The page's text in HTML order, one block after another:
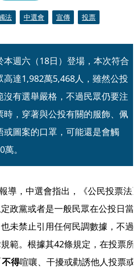
法 中選會 宣傳 投票
本週六（18日）登場，本次符合
高達1,982萬5,468人，雖然公投
沒有選舉嚴格，不過民眾仍要注
時，穿著與公投有關的服飾、佩
或圖案的口罩，可能還是會觸
。
導，中選會指出，《公民投票法
政黨或者是一般民眾在公投日當
未禁止引用任何民調數據，不過
範。根據其42條規定，在投票所
不得喧嚷、干擾或勸誘他人投票或